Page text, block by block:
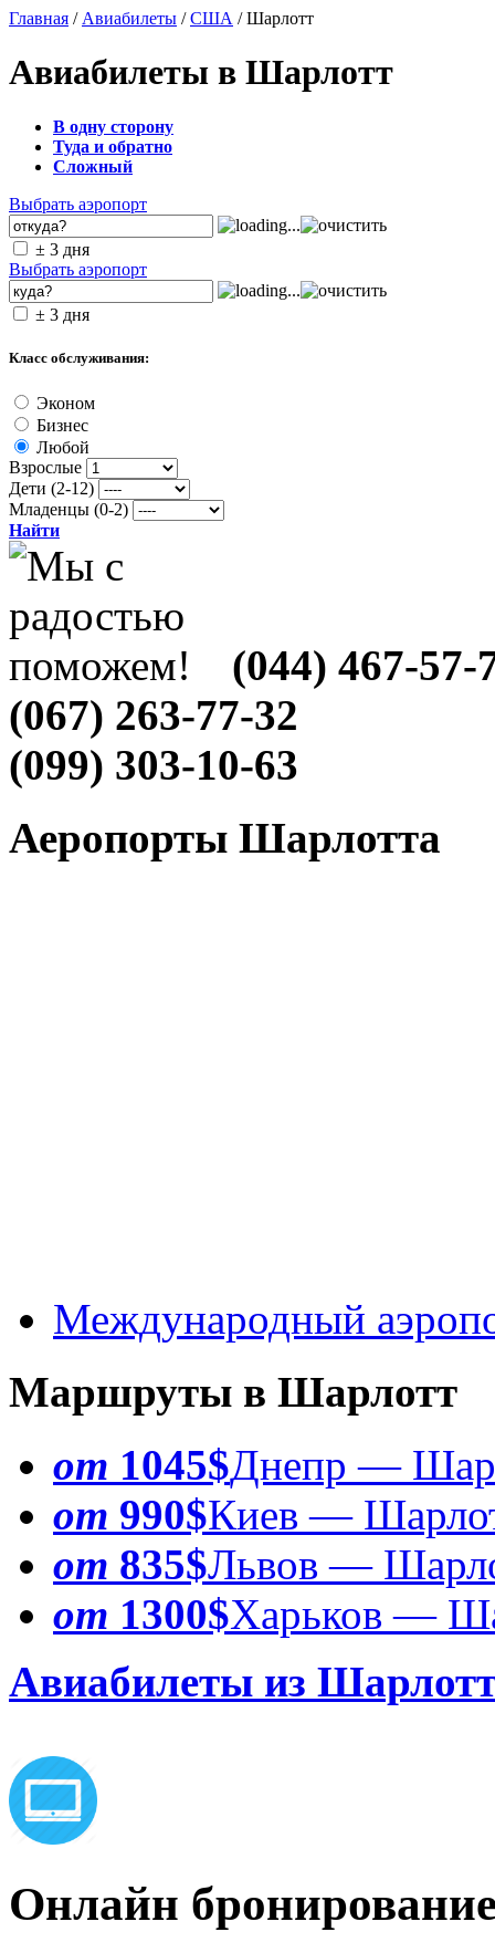
Главная / Авиабилеты /США / Шарлотт
Авиабилеты в Шарлотт
В одну сторону
Туда и обратно
Сложный
Выбрать аэропорт
± 3 дня
Выбрать аэропорт
± 3 дня
Класс обслуживания:
Эконом
Бизнес
Любой
Взрослые
Дети (2-12)
Младенцы (0-2)
Найти
(044) 467-57-
(067) 263-77-32
(099) 303-10-63
Аеропорты Шарлотта
Международный
Маршруты в Шарлотт
от 1045$Днепр —
от 990$Киев —
от 835$Львов —
от 1300$Харьков —
Авиабилеты из
Онлайн